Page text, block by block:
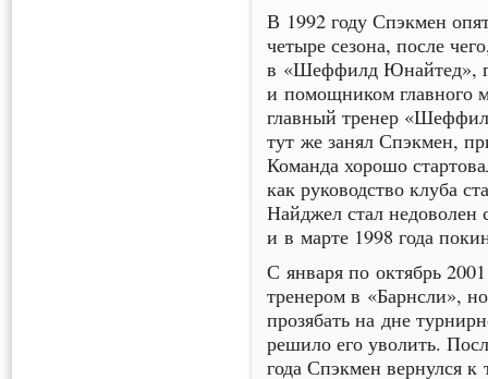
В 1992 году Спэкмен
четыре сезона, после
в «Шеффилд Юнайтед»,
и помощником главного
главный тренер
тут же занял Спэкмен,
Команда хорошо
как руководство клуба
Найджел стал
и в марте 1998 года
С января по октябрь
тренером в «Барнсли»,
прозябать на дне
решило его уволить.
года Спэкмен вернулся к